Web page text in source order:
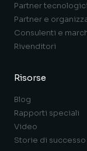
Partner tecnologici
Partner e
Consulenti e
Rivenditori
Risorse
Blog
Rapporti speciali
Video
Storie di successo